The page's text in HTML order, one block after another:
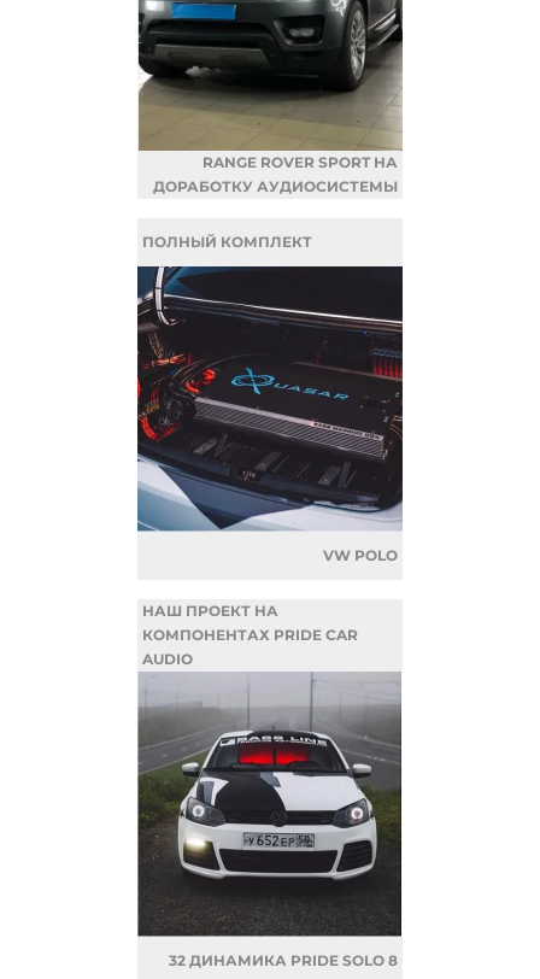
RANGE ROVER SPORT НА
ДОРАБОТКУ АУДИОСИСТЕМЫ
ПОЛНЫЙ КОМПЛЕКТ
VW POLO
НАШ ПРОЕКТ НА
КОМПОНЕНТАХ PRIDE CAR
AUDIO
32 ДИНАМИКА PRIDE SOLO 8